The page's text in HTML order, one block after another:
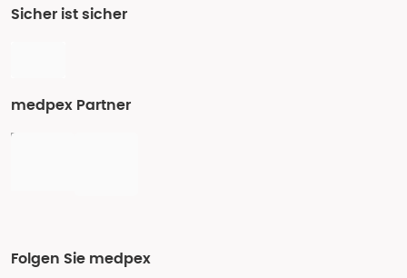
Sicher ist sicher
medpex Partner
Folgen Sie medpex